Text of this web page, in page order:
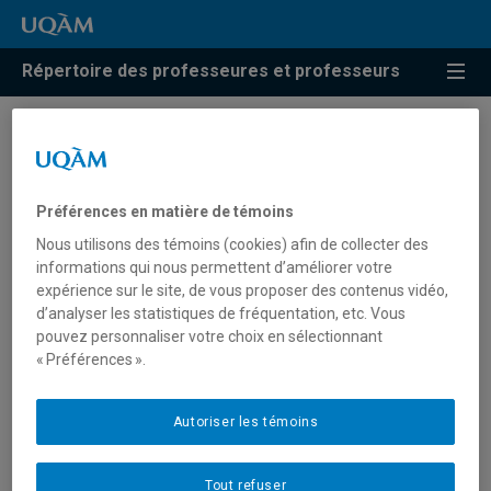
Répertoire des professeures et professeurs
Résultats de recherche pour
Behmaram, Pouya
behmaram.pouya@uqam.ca
Fonds d'investissements
De Serres, Andrée
Préférences en matière de témoins
Nous utilisons des témoins (cookies) afin de collecter des
informations qui nous permettent d’améliorer votre
expérience sur le site, de vous proposer des contenus vidéo,
d’analyser les statistiques de fréquentation, etc. Vous
pouvez personnaliser votre choix en sélectionnant
« Préférences ».
Tout refuser
Autoriser les témoins